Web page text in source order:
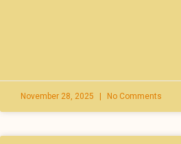
November 28, 2025 No Comments